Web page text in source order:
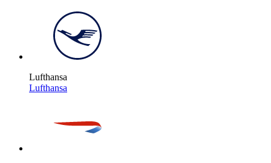
Lufthansa
Lufthansa